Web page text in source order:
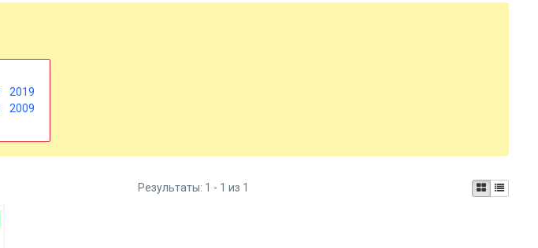
2019
2009
Результаты: 1 - 1 из 1